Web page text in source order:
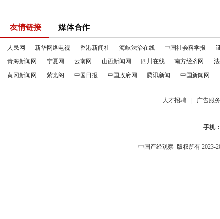
友情链接 媒体合作
人民网 新华网络电视 香港新闻社 海峡法治在线 中国社会科学报
青海新闻网
宁夏网 云南网 山西新闻网 四川在线 南方经济网
黄冈新闻网
紫光阁 中国日报 中国政府网 腾讯新闻 中国新闻网
人才招聘 广告服务
手机
中国产经观察 版权所有 2023-